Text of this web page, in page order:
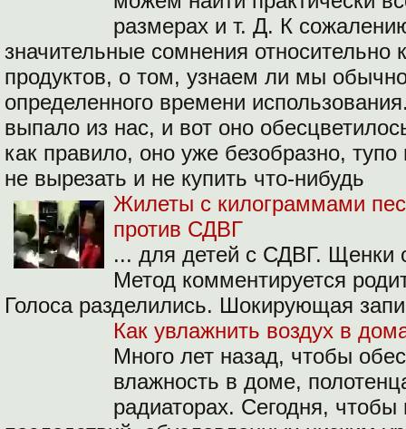
размерах и т. Д. К
значительные сомнения относительно
продуктов, о том, узнаем ли мы
определенного времени
выпало из нас, и вот оно
как правило, оно уже безобразно,
не вырезать и не купить что-нибудь
Жилеты с килограммами
против СДВГ
... для детей с СДВГ. Щенки
Метод комментируется
Голоса разделились. Шокирующая
Как увлажнить воздух в
Много лет назад, чтобы
влажность в доме,
радиаторах. Сегодня,